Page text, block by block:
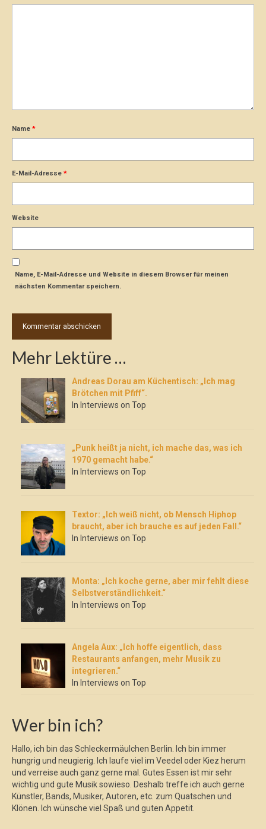
Name *
E-Mail-Adresse *
Website
Name, E-Mail-Adresse und Website in diesem Browser für meinen
nächsten Kommentar speichern.
Mehr Lektüre …
Andreas Dorau am Küchentisch: „Ich mag
Brötchen mit Pfiff“.
In Interviews on Top
„Punk heißt ja nicht, ich mache das, was ich
1970 gemacht habe.“
In Interviews on Top
Textor: „Ich weiß nicht, ob Mensch Hiphop
braucht, aber ich brauche es auf jeden Fall.“
In Interviews on Top
Monta: „Ich koche gerne, aber mir fehlt diese
Selbstverständlichkeit.“
In Interviews on Top
Angela Aux: „Ich hoffe eigentlich, dass
Restaurants anfangen, mehr Musik zu
integrieren.“
In Interviews on Top
Wer bin ich?
Hallo, ich bin das Schleckermäulchen Berlin. Ich bin immer
hungrig und neugierig. Ich laufe viel im Veedel oder Kiez herum
und verreise auch ganz gerne mal. Gutes Essen ist mir sehr
wichtig und gute Musik sowieso. Deshalb treffe ich auch gerne
Künstler, Bands, Musiker, Autoren, etc. zum Quatschen und
Klönen. Ich wünsche viel Spaß und guten Appetit.